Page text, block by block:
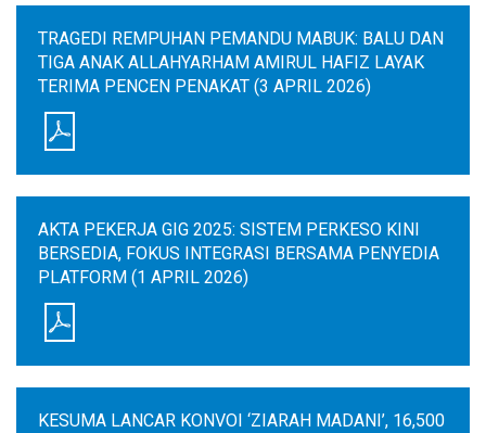
TRAGEDI REMPUHAN PEMANDU MABUK: BALU DAN
TIGA ANAK ALLAHYARHAM AMIRUL HAFIZ LAYAK
TERIMA PENCEN PENAKAT (3 APRIL 2026)
AKTA PEKERJA GIG 2025: SISTEM PERKESO KINI
BERSEDIA, FOKUS INTEGRASI BERSAMA PENYEDIA
PLATFORM (1 APRIL 2026)
KESUMA LANCAR KONVOI ‘ZIARAH MADANI’, 16,500